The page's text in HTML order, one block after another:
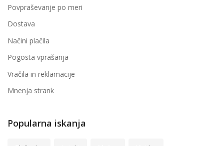
Povpraševanje po meri
Dostava
Načini plačila
Pogosta vprašanja
Vračila in reklamacije
Mnenja strank
Popularna iskanja